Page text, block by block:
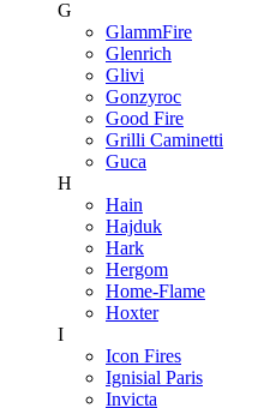
G
GlammFire
Glenrich
Glivi
Gonzyroc
Good Fire
Grilli Caminetti
Guca
H
Hain
Hajduk
Hark
Hergom
Home-Flame
Hoxter
I
Icon Fires
Ignisial Paris
Invicta